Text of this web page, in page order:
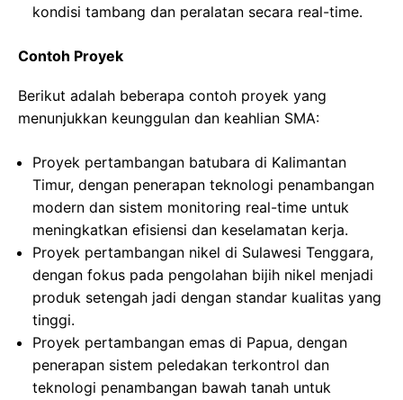
kondisi tambang dan peralatan secara real-time.
Contoh Proyek
Berikut adalah beberapa contoh proyek yang
menunjukkan keunggulan dan keahlian SMA:
Proyek pertambangan batubara di Kalimantan
Timur, dengan penerapan teknologi penambangan
modern dan sistem monitoring real-time untuk
meningkatkan efisiensi dan keselamatan kerja.
Proyek pertambangan nikel di Sulawesi Tenggara,
dengan fokus pada pengolahan bijih nikel menjadi
produk setengah jadi dengan standar kualitas yang
tinggi.
Proyek pertambangan emas di Papua, dengan
penerapan sistem peledakan terkontrol dan
teknologi penambangan bawah tanah untuk